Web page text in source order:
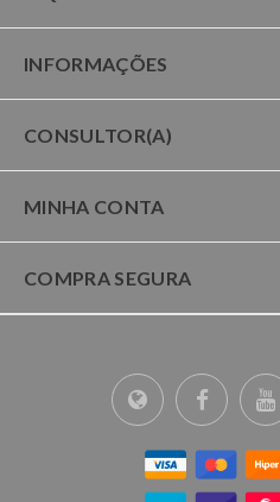
INFORMAÇÕES
CONSULTOR(A)
MINHA CONTA
COMPRA SEGURA